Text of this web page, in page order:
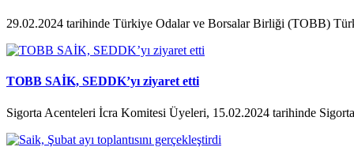
29.02.2024 tarihinde Türkiye Odalar ve Borsalar Birliği (TOBB)
TOBB SAİK, SEDDK’yı ziyaret etti
Sigorta Acenteleri İcra Komitesi Üyeleri, 15.02.2024 tarihinde